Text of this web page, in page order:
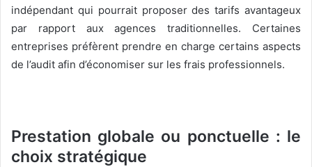
indépendant qui pourrait proposer des tarifs avantageux
par rapport aux agences traditionnelles. Certaines
entreprises préfèrent prendre en charge certains aspects
de l’audit afin d’économiser sur les frais professionnels.
Prestation globale ou ponctuelle : le
choix stratégique